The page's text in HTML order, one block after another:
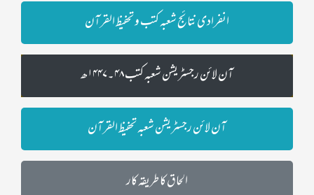
انفرادی نتائج شعبہ کتب و تحفیظ القرآن
آن لائن رجسٹریشن شعبہ کتب ۴۸۔۱۴۴۷ھ
آن لائن رجسٹریشن شعبہ تحفیظ القرآن
الحاق کا طریقہ کار